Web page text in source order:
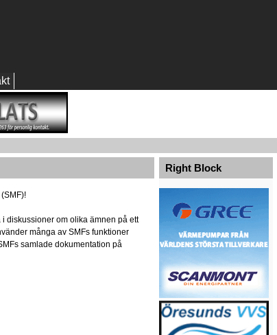
diskussioner om olika ämnen på ett
många av SMFs funktioner
samlade dokumentation på
Right Block